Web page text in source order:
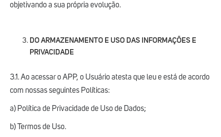
objetivando a sua própria evolução.
DO ARMAZENAMENTO E USO DAS INFORMAÇÕES E
PRIVACIDADE
3.1. Ao acessar o APP, o Usuário atesta que leu e está de acordo
com nossas seguintes Políticas:
a) Política de Privacidade de Uso de Dados;
b) Termos de Uso.